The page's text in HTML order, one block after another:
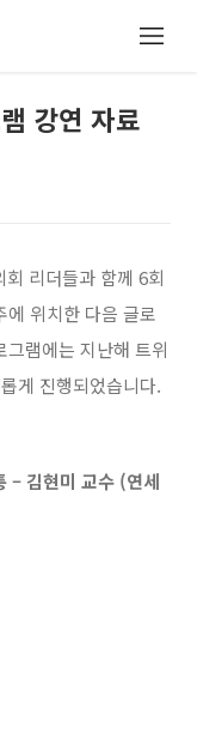
강연 자료
리더들과 함께 6회
에 위치한 다음 글로
램에는 지난해 트위
게 진행되었습니다.
– 김현미 교수 (연세